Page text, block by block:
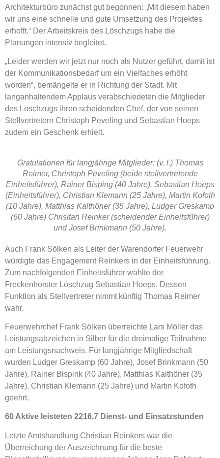
Architekturbüro zunächst gut begonnen: „Mit diesem haben
wir uns eine schnelle und gute Umsetzung des Projektes
erhofft.“ Der Arbeitskreis des Löschzugs habe die
Planungen intensiv begleitet.
„Leider werden wir jetzt nur noch als Nutzer geführt, damit ist
der Kommunikationsbedarf um ein Vielfaches erhöht
worden“, bemängelte er in Richtung der Stadt. Mit
langanhaltendem Applaus verabschiedeten die Mitglieder
des Löschzugs ihren scheidenden Chef, der von seinen
Stellvertretern Christoph Peveling und Sebastian Hoeps
zudem ein Geschenk erhielt.
Gratulationen für langjährige Mitglieder: (v. l.) Thomas
Reimer, Christoph Peveling (beide stellvertretende
Einheitsführer), Rainer Bisping (40 Jahre), Sebastian Hoeps
(Einheitsführer), Christian Klemann (25 Jahre), Martin Kofoth
(10 Jahre), Matthias Kalthöner (35 Jahre), Ludger Greskamp
(60 Jahre) Chrisitan Reinker (scheidender Einheitsführer)
und Josef Brinkmann (50 Jahre).
Auch Frank Sölken als Leiter der Warendorfer Feuerwehr
würdigte das Engagement Reinkers in der Einheitsführung.
Zum nachfolgenden Einheitsführer wählte der
Freckenhorster Löschzug Sebastian Hoeps. Dessen
Funktion als Stellvertreter nimmt künftig Thomas Reimer
wahr.
Feuerwehrchef Frank Sölken überreichte Lars Möller das
Leistungsabzeichen in Silber für die dreimalige Teilnahme
am Leistungsnachweis. Für langjährige Mitgliedschaft
wurden Ludger Greskamp (60 Jahre), Josef Brinkmann (50
Jahre), Rainer Bispink (40 Jahre), Matthias Kalthöner (35
Jahre), Christian Klemann (25 Jahre) und Martin Kofoth
geehrt.
60 Aktive leisteten 2216,7 Dienst- und Einsatzstunden
Letzte Amtshandlung Christian Reinkers war die
Überreichung der Auszeichnung für die beste